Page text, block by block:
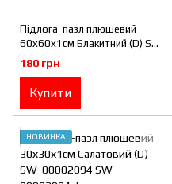
Підлога-пазл плюшевий
60х60х1см Блакитний (D) SW-
00002091
180 грн
Купити
НОВИНКА